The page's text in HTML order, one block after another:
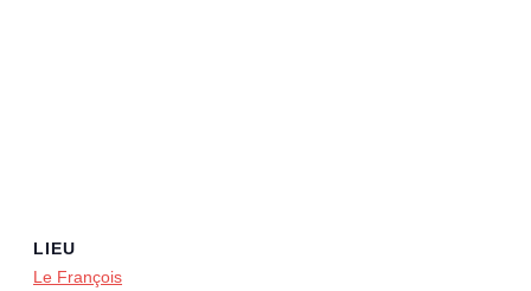
LIEU
Le François